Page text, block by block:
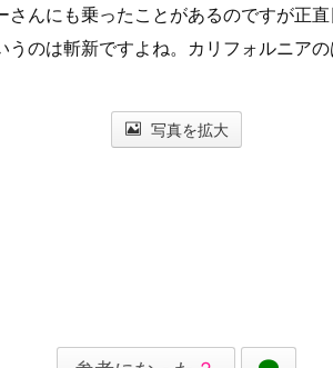
さんにも乗ったことがあるのですが正
うのは斬新ですよね。カリフォルニア
写真を拡大